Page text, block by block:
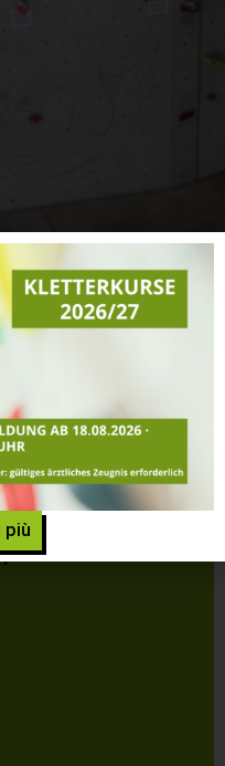
DI
Bressanone
più